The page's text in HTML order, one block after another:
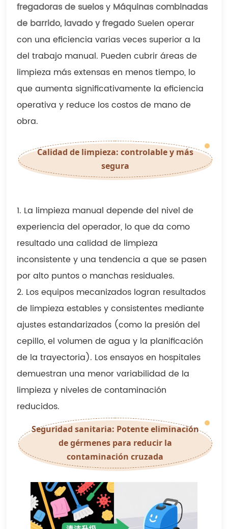
fregadoras de suelosy Máquinas combinadas
de barrido, lavado y fregado Suelen operar
con una eficiencia varias veces superior a la
del trabajo manual. Pueden cubrir áreas de
limpieza más extensas en menos tiempo, lo
que aumenta significativamente la eficiencia
operativa y reduce los costos de mano de
obra.
Calidad de limpieza: controlable y más
segura
1. La limpieza manual depende del nivel de
experiencia del operador, lo que da como
resultado una calidad de limpieza
inconsistente y una tendencia a que se pasen
por alto puntos o manchas residuales.
2. Los equipos mecanizados logran resultados
de limpieza estables y consistentes mediante
ajustes estandarizados (como la presión del
cepillo, el volumen de agua y la planificación
de la trayectoria). Los ensayos en hospitales
demuestran una menor variabilidad de la
limpieza y niveles de contaminación
reducidos.
Seguridad sanitaria: Potente eliminación
de gérmenes para reducir la
contaminación cruzada